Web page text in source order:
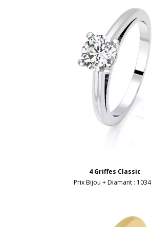
4 Griffes Classic
Prix Bijou + Diamant :